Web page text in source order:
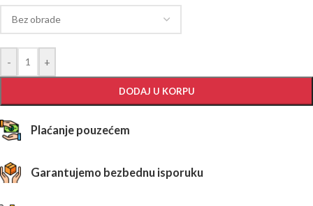
- +
DODAJ U KORPU
Plaćanje pouzećem
Garantujemo bezbednu isporuku